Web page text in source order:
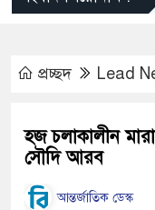
প্রচ্ছদ Lead
হজ চলাকালীন
সৌদি আরব
আন্তর্জাতিক ডেস্ক